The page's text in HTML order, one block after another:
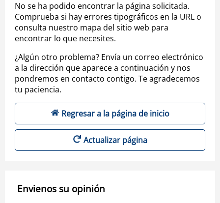
No se ha podido encontrar la página solicitada.
Comprueba si hay errores tipográficos en la URL o
consulta nuestro mapa del sitio web para
encontrar lo que necesites.
¿Algún otro problema? Envía un correo electrónico
a la dirección que aparece a continuación y nos
pondremos en contacto contigo. Te agradecemos
tu paciencia.
Regresar a la página de inicio
Actualizar página
Envienos su opinión